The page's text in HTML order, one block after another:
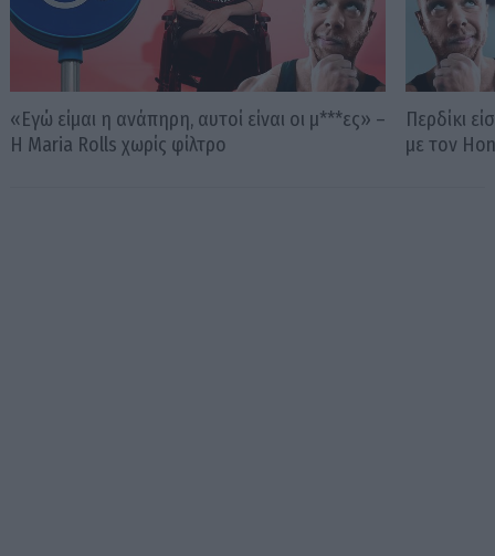
«Εγώ είμαι η ανάπηρη, αυτοί είναι οι μ***ες» –
Η Maria Rolls χωρίς φίλτρο
Περδίκι
με τον